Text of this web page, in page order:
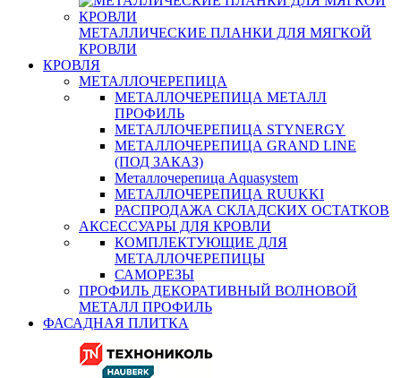
МЕТАЛЛИЧЕСКИЕ ПЛАНКИ ДЛЯ МЯГКОЙ
КРОВЛИ
КРОВЛЯ
МЕТАЛЛОЧЕРЕПИЦА
МЕТАЛЛОЧЕРЕПИЦА МЕТАЛЛ
ПРОФИЛЬ
МЕТАЛЛОЧЕРЕПИЦА STYNERGY
МЕТАЛЛОЧЕРЕПИЦА GRAND LINE
(ПОД ЗАКАЗ)
Металлочерепица Aquasystem
МЕТАЛЛОЧЕРЕПИЦА RUUKKI
РАСПРОДАЖА СКЛАДСКИХ ОСТАТКОВ
АКСЕССУАРЫ ДЛЯ КРОВЛИ
КОМПЛЕКТУЮЩИЕ ДЛЯ
МЕТАЛЛОЧЕРЕПИЦЫ
САМОРЕЗЫ
ПРОФИЛЬ ДЕКОРАТИВНЫЙ ВОЛНОВОЙ
МЕТАЛЛ ПРОФИЛЬ
ФАСАДНАЯ ПЛИТКА